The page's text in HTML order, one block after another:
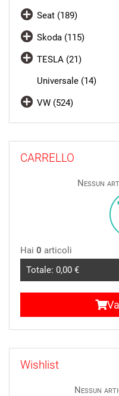
Seat (189)
Skoda (115)
TESLA (21)
Universale (14)
VW (524)
CARRELLO
Nessun
Hai 0 articoli
Totale: 0,00 €
Wishlist
Nessun